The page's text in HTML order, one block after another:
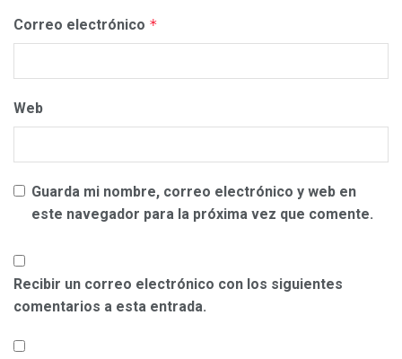
Correo electrónico *
Web
Guarda mi nombre, correo electrónico y web en
este navegador para la próxima vez que comente.
Recibir un correo electrónico con los siguientes
comentarios a esta entrada.